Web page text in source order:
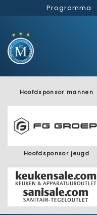
Programma
Hoofdsponsor mannen
Hoofdsponsor jeugd